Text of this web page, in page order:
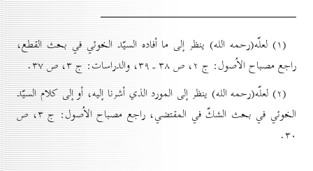
(۱) لعلّه(رحمه الله) ينظر إلى ما أفاده السيّد الخوئي في بحث القطع،
راجع مصباح الاُصول: ج ۲، ص ۳۸ ـ ۳۹، والدراسات: ج ۳، ص ۳۷.
(۲) لعلّه(رحمه الله) ينظر إلى المورد الذي أشرنا إليه، أو إلى كلام السيّد
الخوئي في بحث الشكّ في المقتضي، راجع مصباح الاُصول: ج ۳، ص
۳٠.